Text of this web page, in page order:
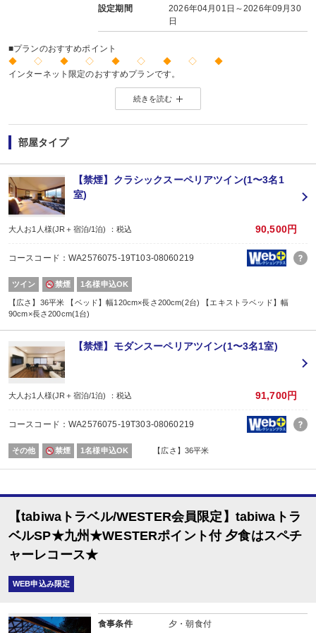
設定期間
2026年04月01日～2026年09月30
日
■プランのおすすめポイント
◆ ◇ ◆ ◇ ◆ ◇ ◆ ◇ ◆
インターネット限定のおすすめプランです。
※店頭・電話・メールでのお問合せや申込みは出来ません。
◆ ◇ ◆ ◇ ◆ ◇ ◆ ◇ ◆
・記念日(誕生日・結婚記念日・ハネムーン)のお客様に、
夕食時のデザートを記念日バージョンにアレンジしてご用意(要事前予約)
※記念日の前後30日間が適応です。証明できるものをお持ちください。
※ご希望の場合は、予約条件入力の画面で該当の記念日内容をお選びくださ
※1名様1室でご利用の場合、誕生日以外は適用できません。
【ご案内】
■最終チェックインは20:00となります。
■お部屋は正ベッド2台＋エキストラベッド1台となります。
■2名1室ご利用の場合、
おとな1名＋こども1名ご利用でも、お子様はこども代金でOK♪
※通常「おとな1名＋こども1名」で2名1室ご利用の場合、お子様はおとなと同
■夕食
場所:
レストラン
スペチャーレコース
■朝食
場所:
レストラン
続きを読む
部屋タイプ
【禁煙】クラシックスーペリアツイン(1〜3名1
室)
大人お1人様(JR＋宿泊/1泊) ：税込 90,500円
コースコード：WA2576075-19T103-08060219
ツイン 禁煙 1名様申込OK
【広さ】36平米 【ベッド】幅120cm×長さ200cm(2台) 【エキストラベッド】幅
90cm×長さ200cm(1台)
【禁煙】モダンスーペリアツイン(1〜3名1室)
大人お1人様(JR＋宿泊/1泊) ：税込 91,700円
コースコード：WA2576075-19T303-08060219
その他 禁煙 1名様申込OK 【広さ】36平米
【tabiwaトラベル/WESTER会員限定】tabiwaトラ
ベルSP★九州★WESTERポイント付 夕食はスペチ
ャーレコース★
WEB申込み限定
食事条件 夕・朝食付